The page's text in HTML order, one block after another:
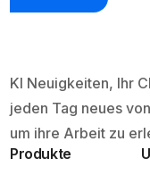
KI Neuigkeiten, Ihr
jeden Tag neues
um ihre Arbeit zu
Produkte